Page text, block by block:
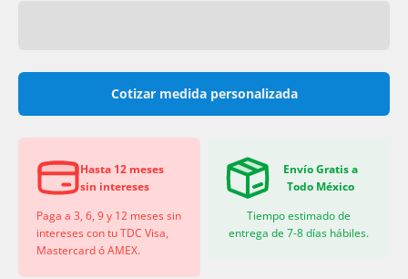
Cotizar medida personalizada
Hasta 12 meses
sin intereses
Paga a 3, 6, 9 y 12 meses sin
intereses con tu TDC Visa,
Mastercard ó AMEX.
Envío Gratis a
Todo México
Tiempo estimado de
entrega de 7-8 días hábiles.